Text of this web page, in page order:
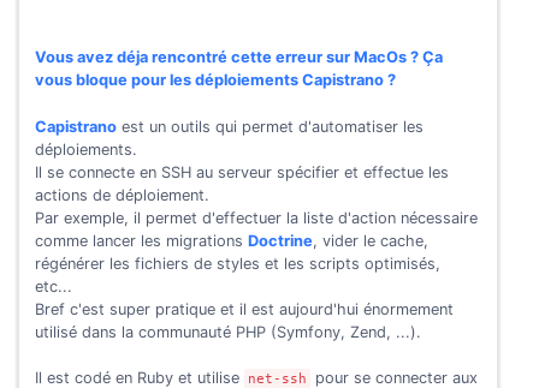
Vous avez déja rencontré cette erreur sur MacOs ? Ça
vous bloque pour les déploiements Capistrano ?
Capistranoest un outils qui permet d'automatiser les
déploiements.
Il se connecte en SSH au serveur spécifier et effectue les
actions de déploiement.
Par exemple, il permet d'effectuer la liste d'action nécessaire
comme lancer les migrations Doctrine, vider le cache,
régénérer les fichiers de styles et les scripts optimisés,
etc...
Bref c'est super pratique et il est aujourd'hui énormement
utilisé dans la communauté PHP (Symfony, Zend, ...).
Il est codé en Ruby et utilise net-ssh
pour se connecter aux